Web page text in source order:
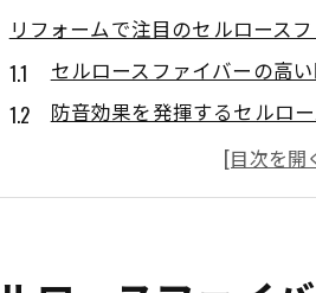
リフォームで注目のセルロース
セルロースファイバーの高
防音効果を発揮するセルロ
エコフレンドリーな素材と
施工の簡易さがもたらす多
持続可能な社会への貢献を